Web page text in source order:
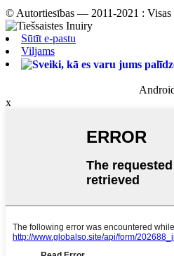
© Autortiesības — 2011-2021 : Visas
Sūtīt e-pastu
Viljams
x